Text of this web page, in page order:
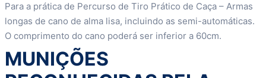
Para a prática de Percurso de Tiro Prático de Caça – Armas
longas de cano de alma lisa, incluindo as semi-automáticas.
O comprimento do cano poderá ser inferior a 60cm.
MUNIÇÕES